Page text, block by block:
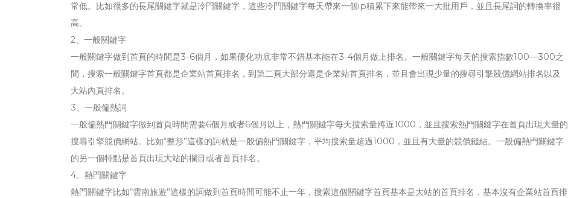
常低。比如很多的長尾關鍵字就是冷門關鍵字，這些冷門關鍵字每天帶來一個ip積累下來能帶來一大批用戶，並且長尾詞的轉換率很
高。
2、一般關鍵字
一般關鍵字做到首頁的時間是3-6個月，如果優化功底非常不錯基本能在3-4個月做上排名。一般關鍵字每天的搜索指數100—300之
間，搜索一般關鍵字首頁都是企業站首頁排名，到第二頁大部分還是企業站首頁排名，並且會出現少量的搜尋引擎競價網站排名以及
大站內頁排名。
3、一般偏熱詞
一般偏熱門關鍵字做到首頁時間需要6個月或者6個月以上，熱門關鍵字每天搜索量將近1000，並且搜索熱門關鍵字在首頁出現大量的
搜尋引擎競價網站。比如“整形”這樣的詞就是一般偏熱門關鍵字，平均搜索量超過1000，並且有大量的競價鏈結。一般偏熱門關鍵字
的另一個特點是首頁出現大站的欄目或者首頁排名。
4、熱門關鍵字
熱門關鍵字比如“雲南旅遊”這樣的詞做到首頁時間可能不止一年，搜索這個關鍵字首頁基本是大站的首頁排名，基本沒有企業站首頁排